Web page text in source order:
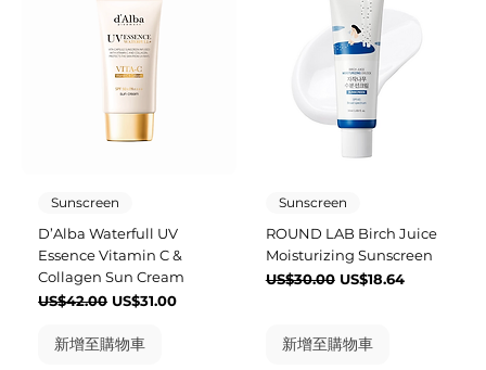
Sunscreen
D’Alba Waterfull UV
Essence Vitamin C &
Collagen Sun Cream
一般價格
US$42.00 促銷價格
US$31.00
新增至購物車
Sunscreen
ROUND LAB Birch Juice
Moisturizing Sunscreen
一般價格
US$30.00 促銷價格
US$18.64
新增至購物車